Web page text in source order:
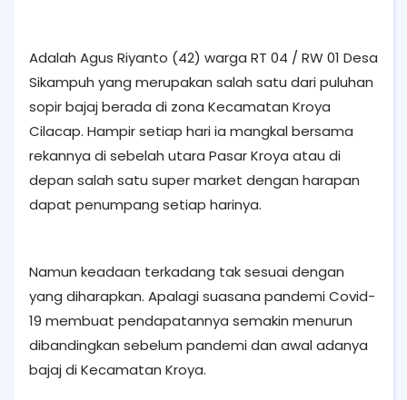
Adalah Agus Riyanto (42) warga RT 04 / RW 01 Desa
Sikampuh yang merupakan salah satu dari puluhan
sopir bajaj berada di zona Kecamatan Kroya
Cilacap. Hampir setiap hari ia mangkal bersama
rekannya di sebelah utara Pasar Kroya atau di
depan salah satu super market dengan harapan
dapat penumpang setiap harinya.
Namun keadaan terkadang tak sesuai dengan
yang diharapkan. Apalagi suasana pandemi Covid-
19 membuat pendapatannya semakin menurun
dibandingkan sebelum pandemi dan awal adanya
bajaj di Kecamatan Kroya.